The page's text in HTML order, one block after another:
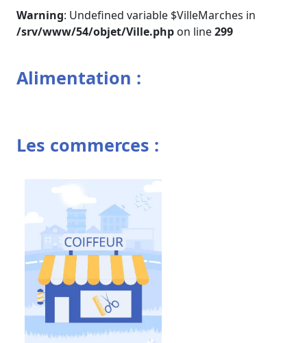
Warning: Undefined variable $VilleMarches in
/srv/www/54/objet/Ville.php on line299
Alimentation :
Les commerces :